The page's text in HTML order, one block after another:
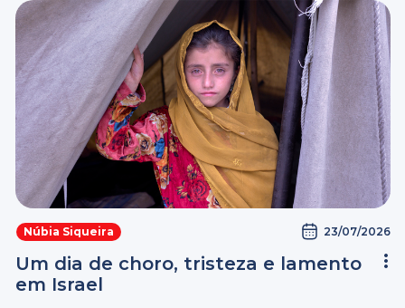
Núbia Siqueira 23/07/2026
Um dia de choro, tristeza e lamento
em Israel